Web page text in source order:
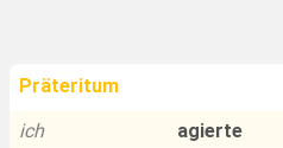
Präteritum
ich
agierte